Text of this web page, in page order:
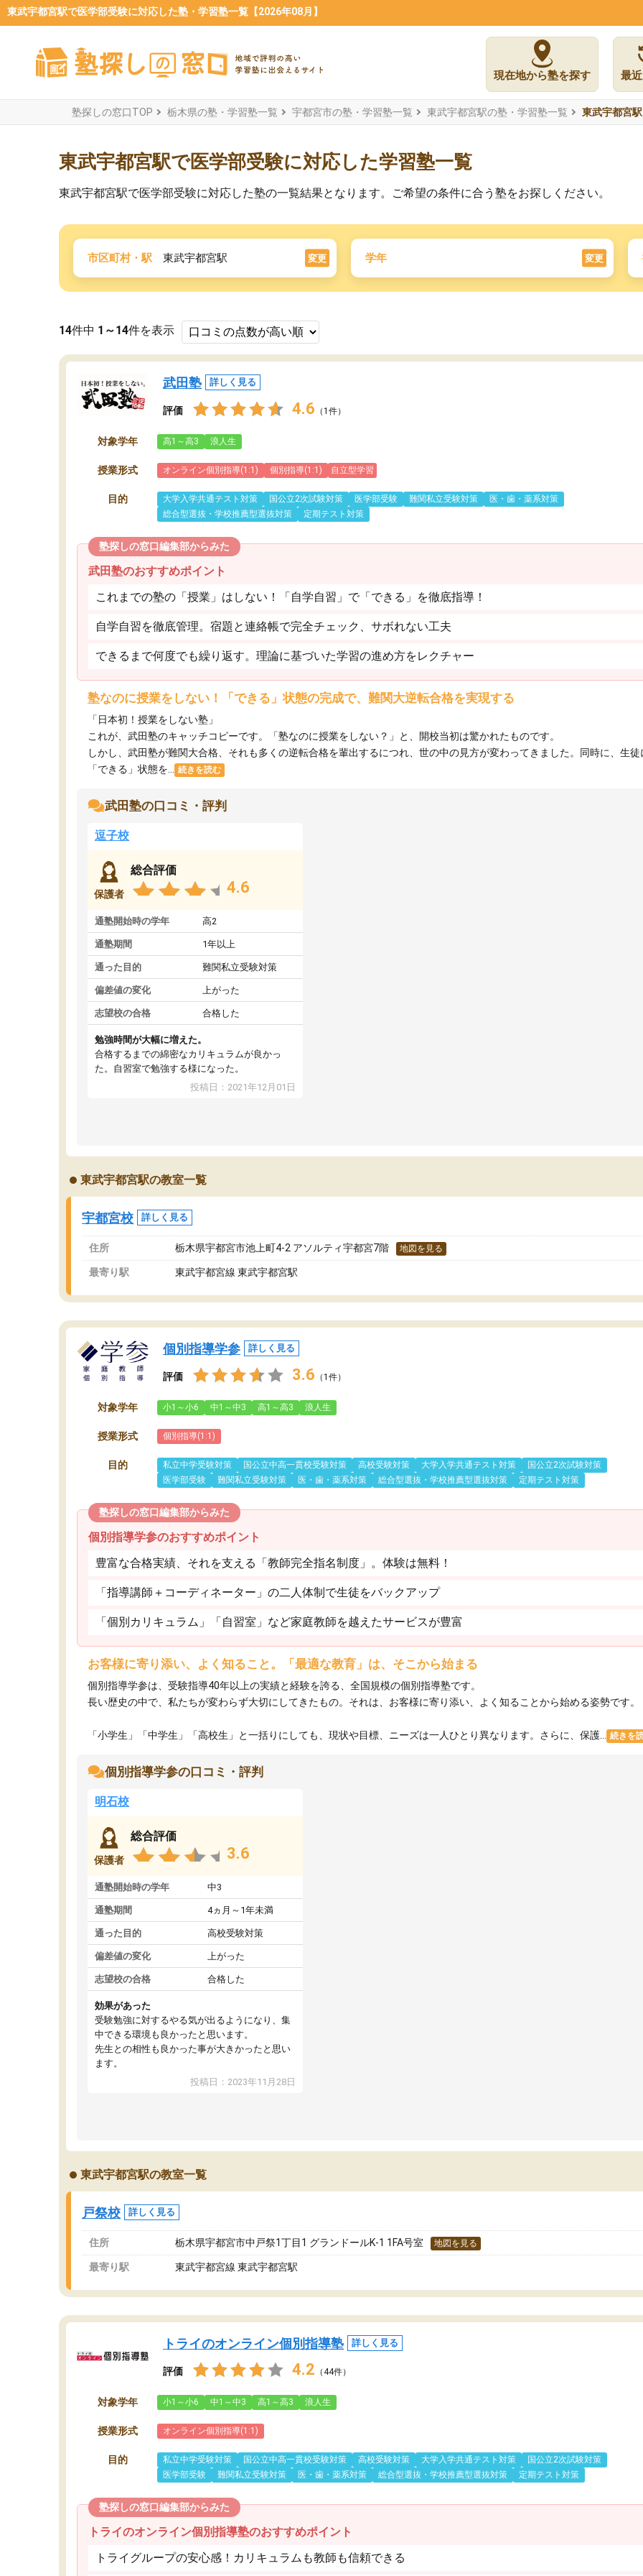
東武宇都宮駅で医学部受験に対応した塾・学習塾一覧【2026年08月】
現在地から塾を探す 最
塾探しの窓口TOP 栃木県の塾・学習塾一覧 宇都宮市の塾・学習塾一覧 東武宇都宮駅の塾・学習塾一覧 東武宇都宮
東武宇都宮駅で医学部受験に対応した学習塾一覧
東武宇都宮駅で医学部受験に対応した塾の一覧結果となります。ご希望の条件に合う塾をお探しください。
市区町村・駅 東武宇都宮駅 変更 学年 変更
14件中 1～14件を表示
武田塾 詳しく見る
評価 4.6 （1件）
対象学年 高1～高3 浪人生
授業形式 オンライン個別指導(1:1) 個別指導(1:1) 自立型学習
目的 大学入学共通テスト対策 国公立2次試験対策 医学部受験 難関私立受験対策
医・歯・薬系対策
総合型選抜・学校推薦型選抜対策
定期テスト対策
塾探しの窓口編集部からみた
武田塾のおすすめポイント
これまでの塾の「授業」はしない！「自学自習」で「できる」を徹底指導！
自学自習を徹底管理。宿題と連絡帳で完全チェック、サボれない工夫
できるまで何度でも繰り返す。理論に基づいた学習の進め方をレクチャー
塾なのに授業をしない！「できる」状態の完成で、難関大逆転合格を実現する
「日本初！授業をしない塾」
これが、武田塾のキャッチコピーです。「塾なのに授業をしない？」と、開校当初は驚かれたものです。
しかし、武田塾が難関大合格、それも多くの逆転合格を輩出するにつれ、世の中の見方が変わってきました。同時に、生
「できる」状態を...
続きを読む
武田塾の口コミ・評判
逗子校
保護者
総合評価
4.6
通塾開始時の学年 高2
通塾期間 1年以上
通った目的 難関私立受験対策
偏差値の変化 上がった
志望校の合格 合格した
勉強時間が大幅に増えた。
合格するまでの綿密なカリキュラムが良かっ
た。自習室で勉強する様になった。
投稿日：2021年12月01日
東武宇都宮駅の教室一覧
宇都宮校 詳しく見る
住所 栃木県宇都宮市池上町4-2 アソルティ宇都宮7階 地図を見る
最寄り駅 東武宇都宮線 東武宇都宮駅
個別指導学参 詳しく見る
評価 3.6 （1件）
対象学年 小1～小6 中1～中3 高1～高3 浪人生
授業形式 個別指導(1:1)
目的 私立中学受験対策 国公立中高一貫校受験対策 高校受験対策 大学入学共通テスト対策
国公立2次試験対策
医学部受験
難関私立受験対策 医・歯・薬系対策 総合型選抜・学校推薦型選抜対策 定期テスト対策
塾探しの窓口編集部からみた
個別指導学参のおすすめポイント
豊富な合格実績、それを支える「教師完全指名制度」。体験は無料！
「指導講師＋コーディネーター」の二人体制で生徒をバックアップ
「個別カリキュラム」「自習室」など家庭教師を越えたサービスが豊富
お客様に寄り添い、よく知ること。「最適な教育」は、そこから始まる
個別指導学参は、受験指導40年以上の実績と経験を誇る、全国規模の個別指導塾です。
長い歴史の中で、私たちが変わらず大切にしてきたもの。それは、お客様に寄り添い、よく知ることから始める姿勢です。
「小学生」「中学生」「高校生」と一括りにしても、現状や目標、ニーズは一人ひとり異なります。さらに、保護... 続きを
個別指導学参の口コミ・評判
明石校
保護者
総合評価
3.6
通塾開始時の学年 中3
通塾期間 4ヵ月～1年未満
通った目的 高校受験対策
偏差値の変化 上がった
志望校の合格 合格した
効果があった
受験勉強に対するやる気が出るようになり、集
中できる環境も良かったと思います。
先生との相性も良かった事が大きかったと思い
ます。
投稿日：2023年11月28日
東武宇都宮駅の教室一覧
戸祭校 詳しく見る
住所 栃木県宇都宮市中戸祭1丁目1 グランドールK-1 1FA号室 地図を見る
最寄り駅 東武宇都宮線 東武宇都宮駅
トライのオンライン個別指導塾 詳しく見る
評価 4.2 （44件）
対象学年 小1～小6 中1～中3 高1～高3 浪人生
授業形式 オンライン個別指導(1:1)
目的 私立中学受験対策 国公立中高一貫校受験対策 高校受験対策 大学入学共通テスト対策
国公立2次試験対策
医学部受験
難関私立受験対策 医・歯・薬系対策 総合型選抜・学校推薦型選抜対策 定期テスト対策
塾探しの窓口編集部からみた
トライのオンライン個別指導塾のおすすめポイント
トライグループの安心感！カリキュラムも教師も信頼できる